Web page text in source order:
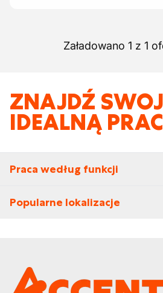
Załadowano 1 z 1
ZNAJDŹ
IDEALNĄ
Praca według funkcji
Popularne lokalizacje